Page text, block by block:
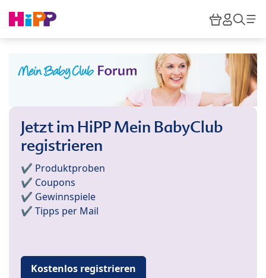
HiPP
Jetzt im HiPP Mein BabyClub
registrieren
✔️ Produktproben
✔️ Coupons
✔️ Gewinnspiele
✔️ Tipps per Mail
Kostenlos registrieren